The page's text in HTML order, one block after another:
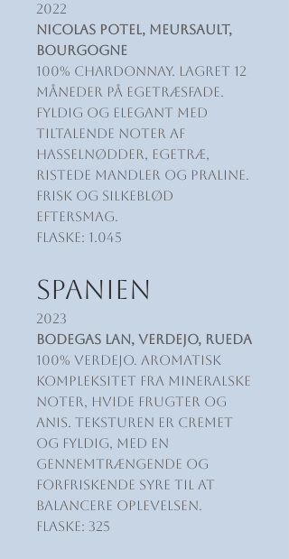
2022
Nicolas Potel, Meursault,
Bourgogne
100% Chardonnay. Lagret 12
måneder på egetræsfade.
Fyldig og elegant med
tiltalende noter af
hasselnødder, egetræ,
ristede mandler og praline.
Frisk og silkeblød
eftersmag.
Flaske: 1.045
SPANIEN
2023
Bodegas LAN, Verdejo, Rueda
100% Verdejo. Aromatisk
kompleksitet fra mineralske
noter, hvide frugter og
anis. Teksturen er cremet
og fyldig, med en
gennemtrængende og
forfriskende syre til at
balancere oplevelsen.
Flaske: 325